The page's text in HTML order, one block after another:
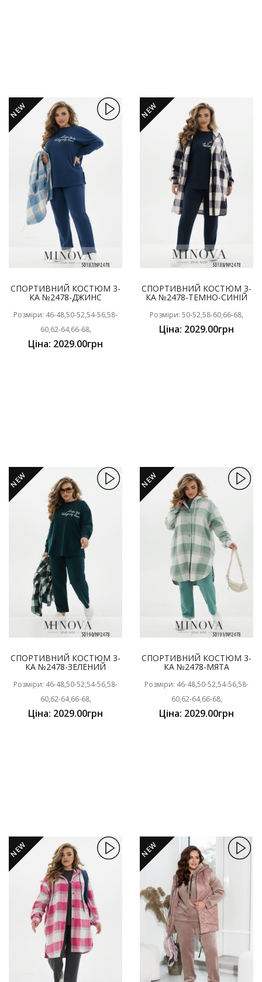
NEW
СПОРТИВНИЙ КОСТЮМ 3-
КА №2478-ДЖИНС
Розміри: 46-48,50-52,54-56,58-
60,62-64,66-68,
Ціна: 2029.00грн
NEW
СПОРТИВНИЙ КОСТЮМ 3-
КА №2478-ТЕМНО-СИНІЙ
Розміри: 50-52,58-60,66-68,
Ціна: 2029.00грн
NEW
СПОРТИВНИЙ КОСТЮМ 3-
КА №2478-ЗЕЛЕНИЙ
Розміри: 46-48,50-52,54-56,58-
60,62-64,66-68,
Ціна: 2029.00грн
NEW
СПОРТИВНИЙ КОСТЮМ 3-
КА №2478-МЯТА
Розміри: 46-48,50-52,54-56,58-
60,62-64,66-68,
Ціна: 2029.00грн
NEW NEW